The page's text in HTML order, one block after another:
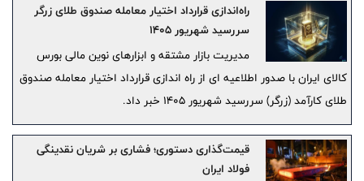
راه‌اندازی قرارداد اختیار معامله صندوق طلای زرگر
سررسید شهریور ۱۴۰۵
مدیریت بازار مشتقه و ابزارهای نوین مالی بورس
کالای ایران با صدور اطلاعیه ای از راه اندازی قرارداد اختیار معامله صندوق
طلای کارآمد (زرگر) سررسید شهریور ۱۴۰۵ خبر داد.
قیمت‌گذاری دستوری؛ فشاری بر شریان نقدینگی
فولاد ایران